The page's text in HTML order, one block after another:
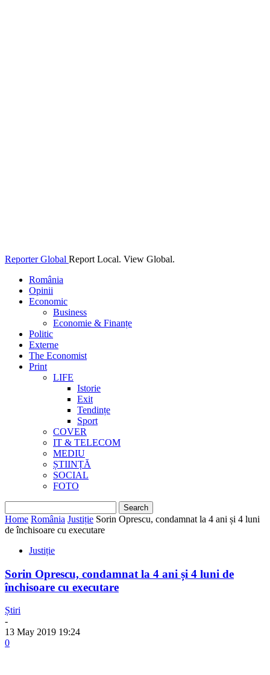
Reporter Global Report Local. View Global.
România
Opinii
Economic
Business
Economie & Finanțe
Politic
Externe
The Economist
Print
LIFE
Istorie
Exit
Tendințe
Sport
COVER
IT & TELECOM
MEDIU
ȘTIINȚĂ
SOCIAL
FOTO
Home România Justiție Sorin Oprescu, condamnat la 4 ani și 4 luni
de închisoare cu executare
Justiție
Sorin Oprescu, condamnat la 4 ani și 4 luni de
închisoare cu executare
Știri
-
13 May 2019 19:24
0